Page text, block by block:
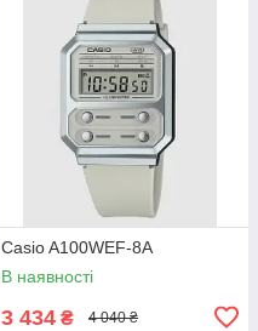
Casio A100WEF-8A
В наявності
3 434 ₴ 4 040 ₴